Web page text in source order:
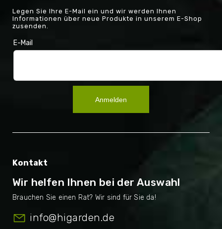
Legen Sie Ihre E-Mail ein und wir werden Ihnen
Informationen über neue Produkte in unserem E-Shop
zusenden.
E-Mail
Anmelden
Kontakt
Wir helfen Ihnen bei der Auswahl
info@higarden.de